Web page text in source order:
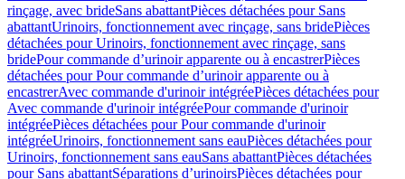
rinçage, avec brideSans abattantPièces détachées pour Sans
abattantUrinoirs, fonctionnement avec rinçage, sans bridePièces
détachées pour Urinoirs, fonctionnement avec rinçage, sans
bridePour commande d’urinoir apparente ou à encastrerPièces
détachées pour Pour commande d’urinoir apparente ou à
encastrerAvec commande d'urinoir intégréePièces détachées pour
Avec commande d'urinoir intégréePour commande d'urinoir
intégréePièces détachées pour Pour commande d'urinoir
intégréeUrinoirs, fonctionnement sans eauPièces détachées pour
Urinoirs, fonctionnement sans eauSans abattantPièces détachées
pour Sans abattantSéparations d’urinoirsPièces détachées pour